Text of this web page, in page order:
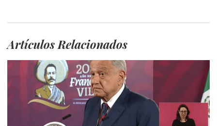
Artículos Relacionados